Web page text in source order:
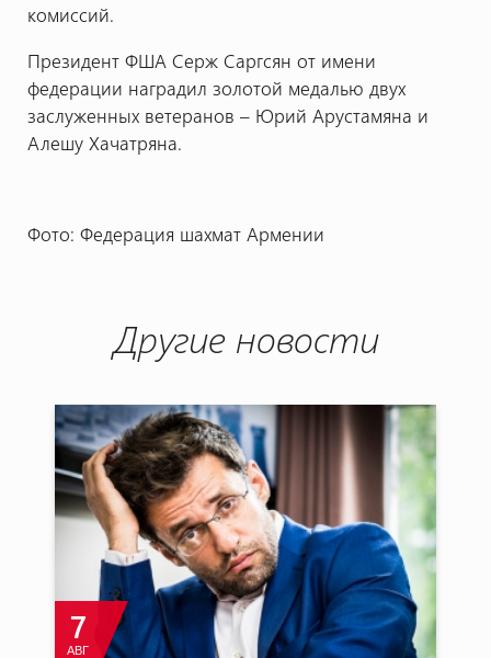
комиссий.
Президент ФША Серж Саргсян от имени
федерации наградил золотой медалью двух
заслуженных ветеранов – Юрий Арустамяна и
Алешу Хачатряна.
Фото: Федерация шахмат Армении
Другие новости
7
АВГ